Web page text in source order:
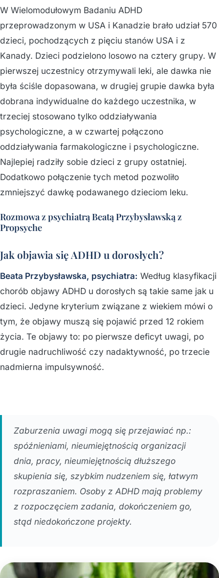
W Wielomodułowym Badaniu ADHD
przeprowadzonym w USA i Kanadzie brało udział 570
dzieci, pochodzących z pięciu stanów USA i z
Kanady. Dzieci podzielono losowo na cztery grupy. W
pierwszej uczestnicy otrzymywali leki, ale dawka nie
była ściśle dopasowana, w drugiej grupie dawka była
dobrana indywidualne do każdego uczestnika, w
trzeciej stosowano tylko oddziaływania
psychologiczne, a w czwartej połączono
oddziaływania farmakologiczne i psychologiczne.
Najlepiej radziły sobie dzieci z grupy ostatniej.
Dodatkowo połączenie tych metod pozwoliło
zmniejszyć dawkę podawanego dzieciom leku.
Rozmowa z psychiatrą Beatą Przybysławską z
Propsyche
Jak objawia się ADHD u dorosłych?
Beata Przybysławska, psychiatra: Według klasyfikacji
chorób objawy ADHD u dorosłych są takie same jak u
dzieci. Jedyne kryterium związane z wiekiem mówi o
tym, że objawy muszą się pojawić przed 12 rokiem
życia. Te objawy to: po pierwsze deficyt uwagi, po
drugie nadruchliwość czy nadaktywność, po trzecie
nadmierna impulsywność.
Zaburzenia uwagi mogą się przejawiać np.:
spóźnieniami, nieumiejętnością organizacji
dnia, pracy, nieumiejętnością dłuższego
skupienia się, szybkim nudzeniem się, łatwym
rozpraszaniem. Osoby z ADHD mają problemy
z rozpoczęciem zadania, dokończeniem go,
stąd niedokończone projekty.